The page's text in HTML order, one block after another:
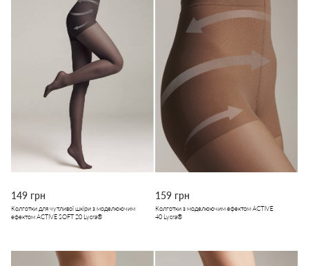
149 грн
Колготки для чутливої шкіри з моделюючим
ефектом ACTIVE SOFT 20 Lycra®
159 грн
Колготки з моделюючим ефектом ACTIVE
40 Lycra®